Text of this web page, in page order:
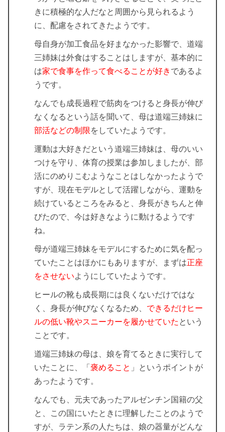
きに積極的な人だなと周囲から見られるよう
に、配慮をされてきたようです。
母自身が加工食品を好まなかった影響で、道端
三姉妹は外食はすることはしますが、基本的に
は家で食事を作って食べることが好き であるよ
うです。
なんでも成長過程で筋肉をつけると身長が伸び
なくなるという話を聞いて、母は道端三姉妹に
部活などの制限をしていたようです。
運動は大好きだという道端三姉妹は、母のいい
つけを守り、体育の授業は参加しましたが、部
活にのめりこむようなことはしなかったようで
すが、現在モデルとして活躍しながら、運動を
続けているところをみると、身長がきちんと伸
びたので、今は好きなように動けるようです
ね。
母が道端三姉妹をモデルにするために気を配っ
ていたことはほかにもありますが、まずは正座
をさせないようにしていたようです。
ヒールの靴も成長期には良くないだけではな
く、身長が伸びなくなるため、 できるだけヒー
ルの低い靴やスニーカーを履かせていた という
ことです。
道端三姉妹の母は、娘を育てるときに実行して
いたことに、「 褒めること 」というポイントが
あったようです。
なんでも、元夫であったアルゼンチン国籍の父
と、この国にいたときに理解したことのようで
すが、ラテン系の人たちは、娘の器量がどんな